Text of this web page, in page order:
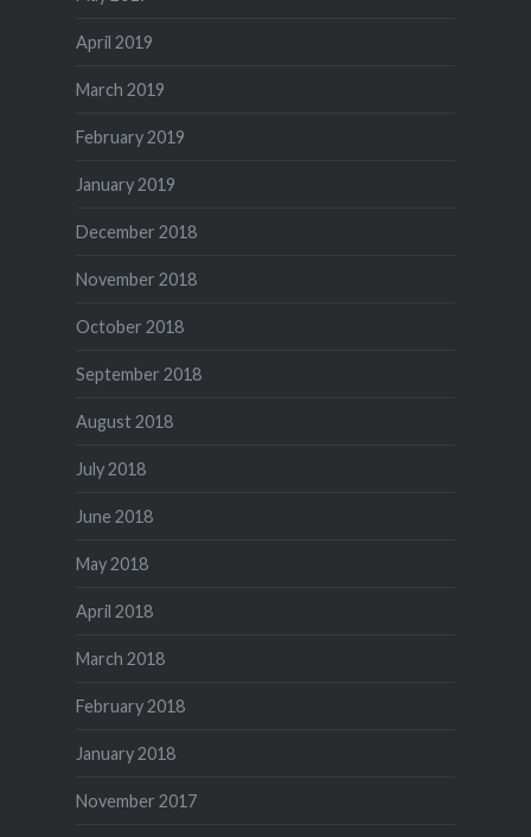
April 2019
March 2019
February 2019
January 2019
December 2018
November 2018
October 2018
September 2018
August 2018
July 2018
June 2018
May 2018
April 2018
March 2018
February 2018
January 2018
November 2017